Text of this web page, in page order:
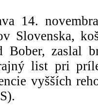
14.
Slovenska,
Bober, zaslal
list pri
vyšších